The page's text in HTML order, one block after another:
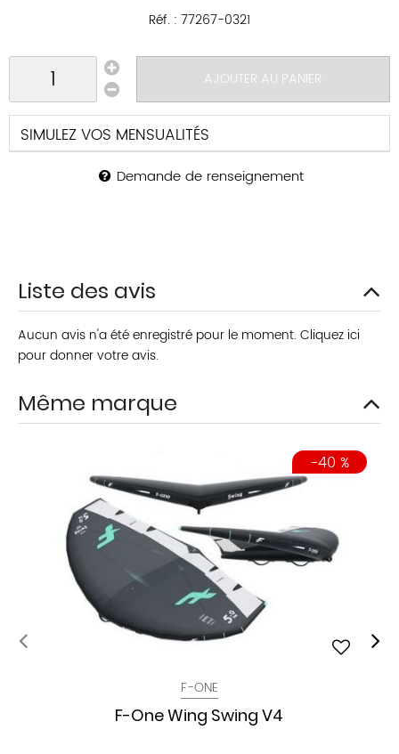
Réf. : 77267-0321
AJOUTER AU PANIER
SIMULEZ VOS MENSUALITÉS
Demande de renseignement
Liste des avis
Aucun avis n'a été enregistré pour le moment. Cliquez ici
pour donner votre avis.
Même marque
-40 %
F-ONE
F-One Wing Swing V4